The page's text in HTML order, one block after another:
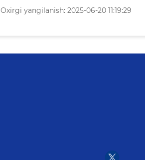
Oxirgi yangilanish: 2025-06-20 11:19:29